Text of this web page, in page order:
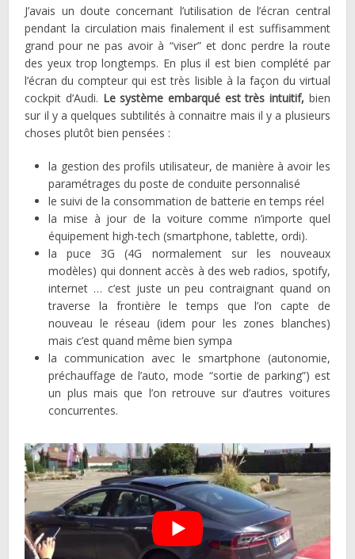
J’avais un doute concernant l’utilisation de l’écran central
pendant la circulation mais finalement il est suffisamment
grand pour ne pas avoir à “viser” et donc perdre la route
des yeux trop longtemps. En plus il est bien complété par
l’écran du compteur qui est très lisible à la façon du virtual
cockpit d’Audi. Le système embarqué est très intuitif, bien
sur il y a quelques subtilités à connaitre mais il y a plusieurs
choses plutôt bien pensées :
la gestion des profils utilisateur, de manière à avoir les
paramétrages du poste de conduite personnalisé
le suivi de la consommation de batterie en temps réel
la mise à jour de la voiture comme n’importe quel
équipement high-tech (smartphone, tablette, ordi).
la puce 3G (4G normalement sur les nouveaux
modèles) qui donnent accès à des web radios, spotify,
internet … c’est juste un peu contraignant quand on
traverse la frontière le temps que l’on capte de
nouveau le réseau (idem pour les zones blanches)
mais c’est quand même bien sympa
la communication avec le smartphone (autonomie,
préchauffage de l’auto, mode “sortie de parking”) est
un plus mais que l’on retrouve sur d’autres voitures
concurrentes.